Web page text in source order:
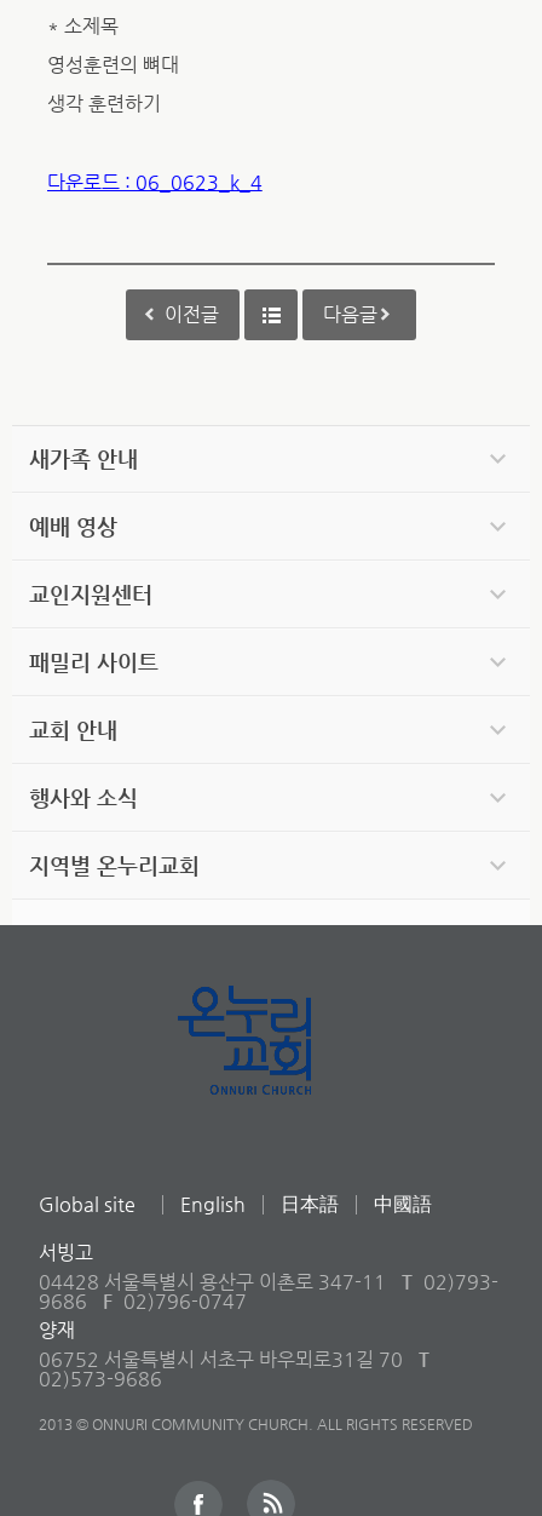
* 소제목
영성훈련의 뼈대
생각 훈련하기
다운로드 : 06_0623_k_4
이전글 다음글
새가족 안내
예배 영상
교인지원센터
패밀리 사이트
교회 안내
행사와 소식
지역별 온누리교회
Global site English 日本語 中國語
서빙고
04428 서울특별시 용산구 이촌로 347-11
T 02)793-
9686
F 02)796-0747
양재
06752 서울특별시 서초구 바우뫼로31길 70
T
02)573-9686
2013 © ONNURI COMMUNITY CHURCH. ALL RIGHTS RESERVED